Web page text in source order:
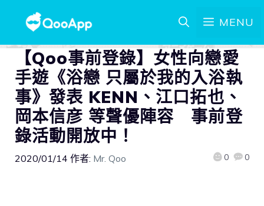
MENU
【Qoo事前登錄】女性向戀愛
手遊《浴戀 只屬於我的入浴執
事》發表 KENN、江口拓也、
岡本信彦 等聲優陣容 事前登
錄活動開放中！
2020/01/14 作者: Mr. Qoo 0 0